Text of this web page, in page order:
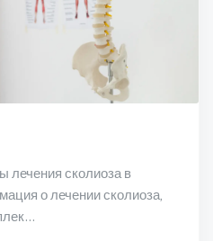
лечения сколиоза в
о лечении сколиоза,